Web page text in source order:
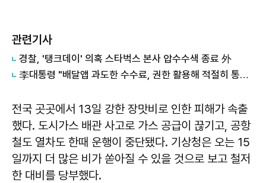
관련기사
경찰, '탱크데이' 의혹 스타벅스 본사 압수수색 종료 外
李대통령 "배달앱 과도한 수수료, 권한 활용해 적절히 통제해야" 外
전국 곳곳에서 13일 강한 장맛비로 인한 피해가 속출
했다. 도시가스 배관 사고로 가스 공급이 끊기고, 공항
철도 열차도 한때 운행이 중단됐다. 기상청은 오는 15
일까지 더 많은 비가 쏟아질 수 있을 것으로 보고 철저
한 대비를 당부했다.